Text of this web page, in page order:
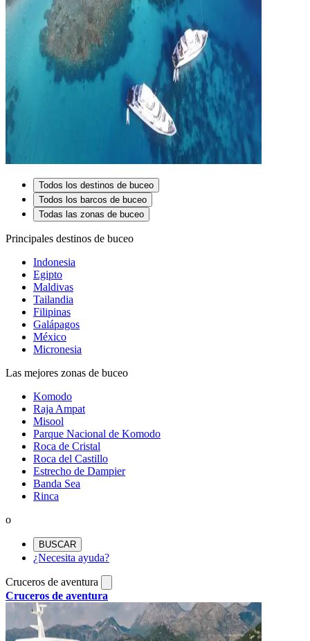
Todos los destinos de buceo
Todos los barcos de buceo
Todas las zonas de buceo
Principales destinos de buceo
Indonesia
Egipto
Maldivas
Tailandia
Filipinas
Galápagos
México
Micronesia
Las mejores zonas de buceo
Komodo
Raja Ampat
Misool
Parque Nacional de Komodo
Roca de Cristal
Roca del Castillo
Estrecho de Dampier
Banda Sea
Rinca
o
BUSCAR
¿Necesita ayuda?
Cruceros de aventura
Cruceros de aventura